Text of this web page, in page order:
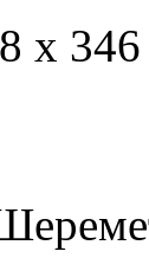
х 346